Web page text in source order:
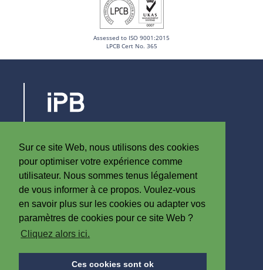
Sur ce site Web, nous utilisons des cookies
pour optimiser votre expérience comme
utilisateur. Nous sommes tenus légalement
de vous informer à ce propos. Voulez-vous
en savoir plus sur les cookies ou adapter vos
paramètres de cookies pour ce site Web ?
Cliquez alors ici.
Ces cookies sont ok
Assessed to ISO 9001:2015
LPCB Cert No. 365
8790 Waregem
Belgique
T+32 (0)56 60 79 19
F +32 (0)56 61 08 85
info@iplast.be
A PROPOS D'IPB